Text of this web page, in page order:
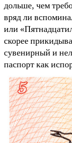
дольше, чем
вряд ли
или
скорее
сувенирный и
паспорт как